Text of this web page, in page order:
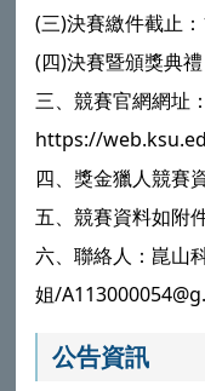
(三)決賽繳件截止
(四)決賽暨頒獎典
三、競賽官網網址：
https://
四、獎金獵人競
五、競賽資料如附
六、聯絡人：崑山
姐/
公告資訊